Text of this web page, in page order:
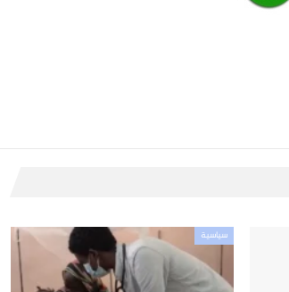
سياسية